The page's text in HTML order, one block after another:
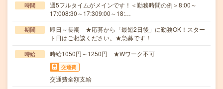
時間
週5フルタイムがメインです！＜勤務時間の例＞8:00～
17:008:30～17:309:00～18:…
期間
即日～長期 ★応募から「最短2日後」に勤務OK！スター
ト日はご相談ください。★急募です！
時給 時給1050円～1250円 ★Wワーク不可
交通費
交通費全額支給